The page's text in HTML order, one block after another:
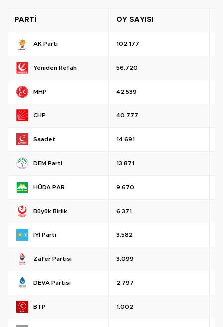
PARTİ OY SAYISI
AK Parti 102.177
Yeniden Refah 56.720
MHP 42.539
CHP 40.777
Saadet 14.691
DEM Parti 13.871
HÜDA PAR 9.670
Büyük Birlik 6.371
İYİ Parti 3.582
Zafer Partisi 3.099
DEVA Partisi 2.797
BTP 1.002